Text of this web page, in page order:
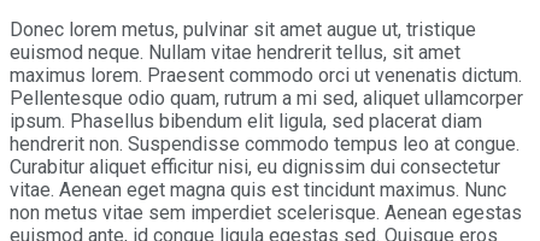
Donec lorem metus, pulvinar sit amet augue ut, tristique
euismod neque. Nullam vitae hendrerit tellus, sit amet
maximus lorem. Praesent commodo orci ut venenatis dictum.
Pellentesque odio quam, rutrum a mi sed, aliquet ullamcorper
ipsum. Phasellus bibendum elit ligula, sed placerat diam
hendrerit non. Suspendisse commodo tempus leo at congue.
Curabitur aliquet efficitur nisi, eu dignissim dui consectetur
vitae. Aenean eget magna quis est tincidunt maximus. Nunc
non metus vitae sem imperdiet scelerisque. Aenean egestas
euismod ante, id congue ligula egestas sed. Quisque eros